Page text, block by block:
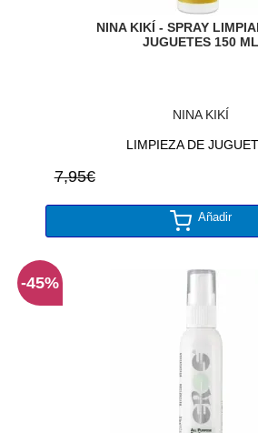
NINA KIKÍ - SPRAY
JUGUETES 150 ML
NINA KIKÍ
LIMPIEZA DE
7,95€
Añadir
-45%